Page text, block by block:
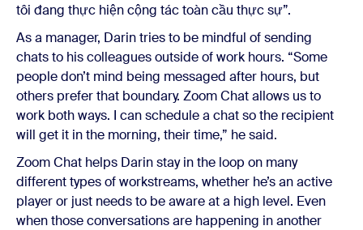
tôi đang thực hiện cộng tác toàn cầu thực sự”.
As a manager, Darin tries to be mindful of sending
chats to his colleagues outside of work hours. “Some
people don’t mind being messaged after hours, but
others prefer that boundary. Zoom Chat allows us to
work both ways. I can schedule a chat so the recipient
will get it in the morning, their time,” he said.
Zoom Chat helps Darin stay in the loop on many
different types of workstreams, whether he’s an active
player or just needs to be aware at a high level. Even
when those conversations are happening in another